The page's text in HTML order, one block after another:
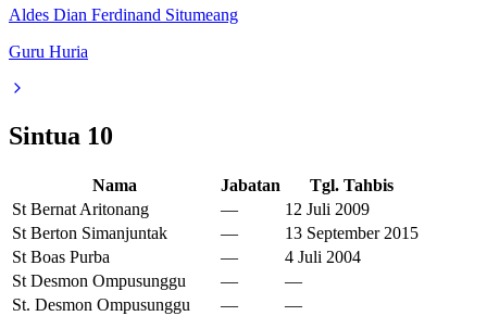
Aldes Dian Ferdinand Situmeang
Guru Huria
Sintua 10
Nama Jabatan
Tgl. Tahbis
St Bernat Aritonang
—
12 Juli 2009
St Berton Simanjuntak
—
13 September 2015
St Boas Purba
—
4 Juli 2004
St Desmon Ompusunggu
—
—
St. Desmon Ompusunggu
—
—